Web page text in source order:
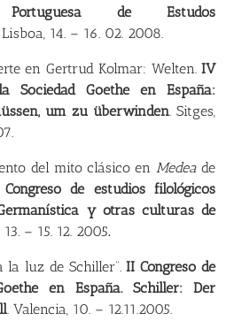
Portuguesa de Estudos
Lisboa, 14. – 16. 02. 2008.
en Gertrud Kolmar: Welten. IV
Sociedad Goethe en España:
um zu überwinden . Sitges,
del mito clásico en Medeade
Congreso de estudios filológicos
y otras culturas de
13. – 15. 12. 2005.
la luz de Schiller”.II Congreso de
en España. Schiller: Der
. Valencia, 10. – 12.11.2005.